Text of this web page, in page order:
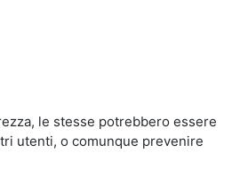
le stesse potrebbero essere
utenti, o comunque prevenire